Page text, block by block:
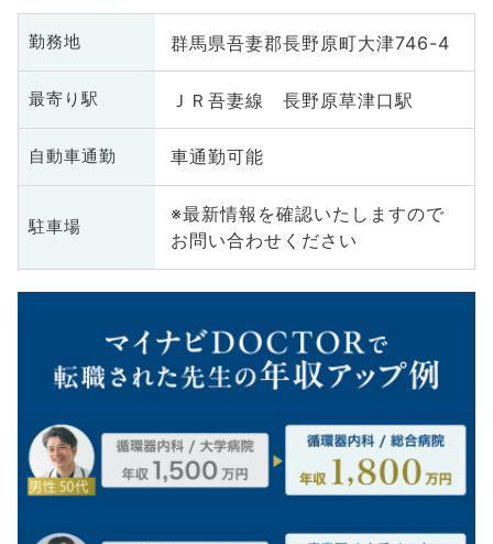
勤務地 群馬県吾妻郡長野原町大津746-4
最寄り駅 ＪＲ吾妻線 長野原草津口駅
自動車通勤 車通勤可能
駐車場
※最新情報を確認いたしますので
お問い合わせください